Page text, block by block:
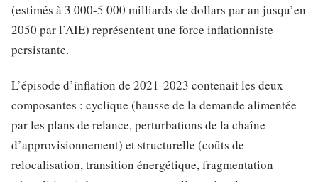
(estimés à 3 000-5 000 milliards de dollars par an jusqu’en
2050 par l’AIE) représentent une force inflationniste
persistante.
L’épisode d’inflation de 2021-2023 contenait les deux
composantes : cyclique (hausse de la demande alimentée
par les plans de relance, perturbations de la chaîne
d’approvisionnement) et structurelle (coûts de
relocalisation, transition énergétique, fragmentation